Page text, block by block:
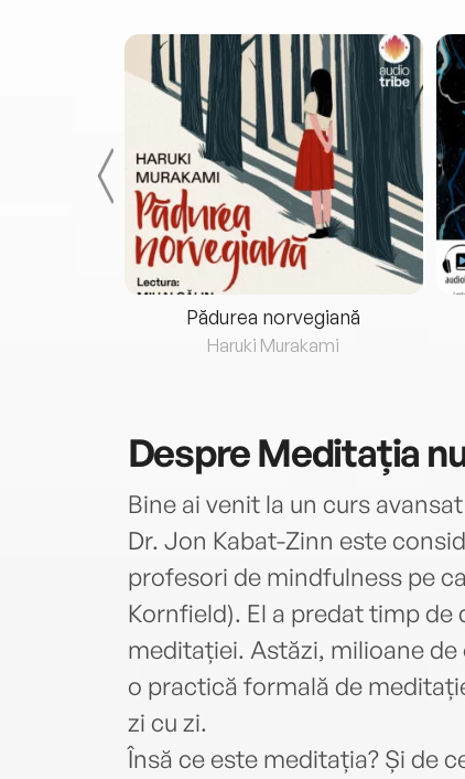
Pădurea norvegiană
Haruki Murakami
DespreMeditația
Bine ai venit la un curs
Dr. Jon Kabat-Zinn este
profesori de mindfulness pe
Kornfield). El a predat timp
meditației. Astăzi, milioane
o practică formală de
zi cu zi.
Însă ce este meditația? Și de